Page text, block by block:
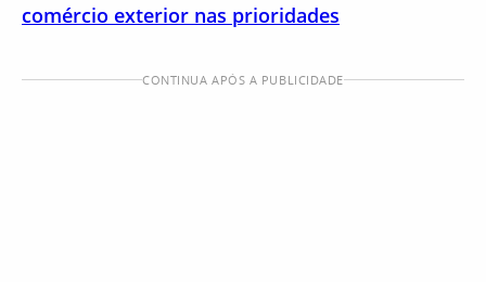
comércio exterior nas prioridades
CONTINUA APÓS A PUBLICIDADE